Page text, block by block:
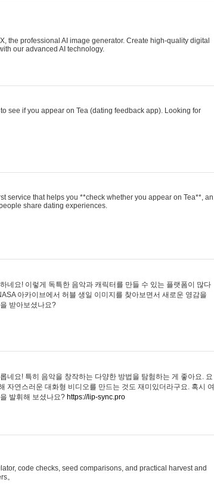
the professional AI image generator. Create high-quality digital
our advanced AI technology.
see if you appear on Tea (dating feedback app). Looking for
service that helps you **check whether you appear on Tea**, an
share dating experiences.
네요! 이렇게 독특한 음악과 캐릭터를 만들 수 있는 플랫폼이 많다
아카이브에서 허블 생일 이미지를 찾아보면서 새로운 영감을
받아보셨나요?
네요! 특히 음악을 창작하는 다양한 방법을 탐험하는 게 좋아요. 요
자연스러운 대화형 비디오를 만드는 것도 재미있더라구요. 혹시 여
발휘해 보셨나요? https://lip-sync.pro
code checks, seed comparisons, and practical harvest and
。